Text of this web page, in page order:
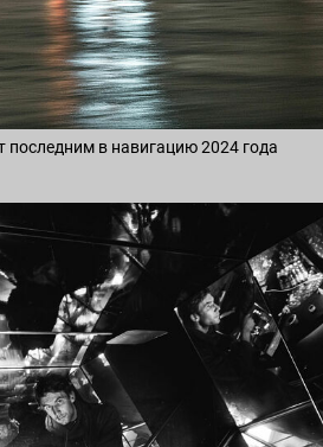
последним в навигацию 2024 года